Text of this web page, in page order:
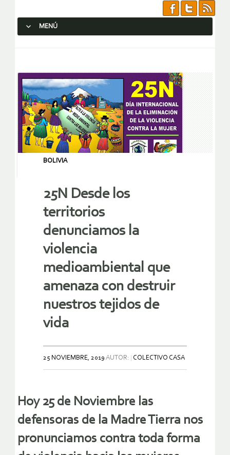
MENÚ
BOLIVIA
25N Desde los
territorios
denunciamos la
violencia
medioambiental que
amenaza con destruir
nuestros tejidos de
vida
25 NOVIEMBRE, 2019 AUTOR: COLECTIVO CASA
Hoy 25 de Noviembre las
defensoras de la Madre Tierra nos
pronunciamos contra toda forma